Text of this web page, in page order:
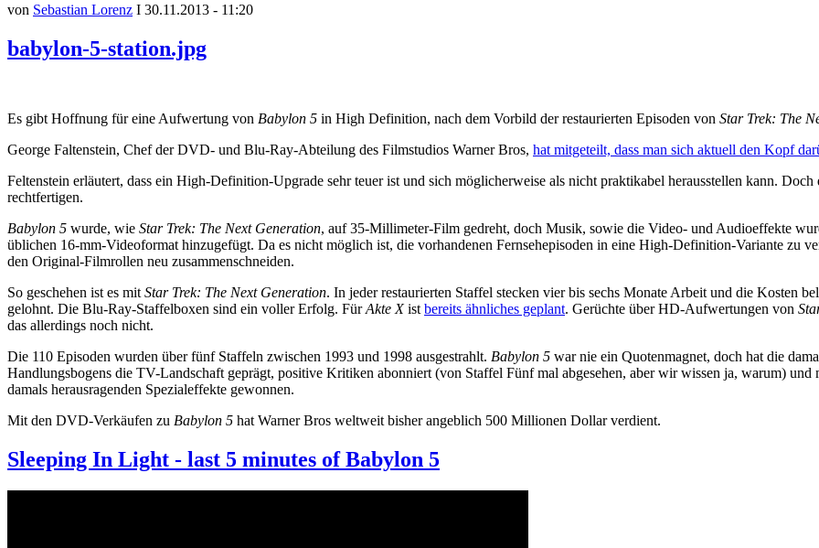
von Sebastian Lorenz I 30.11.2013 - 11:20
babylon-5-station.jpg
Es gibt Hoffnung für eine Aufwertung von Babylon 5 in High Definition, nach dem Vorbild der restaurierten Episoden von Star Trek: The
George Faltenstein, Chef der DVD- und Blu-Ray-Abteilung des Filmstudios Warner Bros, hat mitgeteilt, dass man sich aktuell den Kopf
Feltenstein erläutert, dass ein High-Definition-Upgrade sehr teuer ist und sich möglicherweise als nicht praktikabel herausstellen kann.
rechtfertigen.
Babylon 5 wurde, wie Star Trek: The Next Generation, auf 35-Millimeter-Film gedreht, doch Musik, sowie die Video- und Audioeffekte
üblichen 16-mm-Videoformat hinzugefügt. Da es nicht möglich ist, die vorhandenen Fernsehepisoden in eine High-Definition-Variante zu
den Original-Filmrollen neu zusammenschneiden.
So geschehen ist es mit Star Trek: The Next Generation. In jeder restaurierten Staffel stecken vier bis sechs Monate Arbeit und die Kosten
gelohnt. Die Blu-Ray-Staffelboxen sind ein voller Erfolg. FürAkte Xist bereits ähnliches geplant. Gerüchte über HD-Aufwertungen von
das allerdings noch nicht.
Die 110 Episoden wurden über fünf Staffeln zwischen 1993 und 1998 ausgestrahlt. Babylon 5 war nie ein Quotenmagnet, doch hat die
Handlungsbogens die TV-Landschaft geprägt, positive Kritiken abonniert (von Staffel Fünf mal abgesehen, aber wir wissen ja, warum)
damals herausragenden Spezialeffekte gewonnen.
Mit den DVD-Verkäufen zu Babylon 5 hat Warner Bros weltweit bisher angeblich 500 Millionen Dollar verdient.
Sleeping In Light - last 5 minutes of Babylon 5